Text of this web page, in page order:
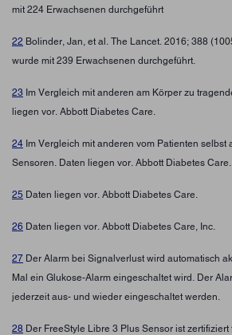
mit 224 Erwachsenen durchgeführt
22 Bolinder, Jan, et al. The Lancet. 2016; 388
wurde mit 239 Erwachsenen durchgeführt.
23 Im Vergleich mit anderen am Körper zu
liegen vor. Abbott Diabetes Care.
24 Im Vergleich mit anderen vom Patienten selbst
Sensoren. Daten liegen vor. Abbott Diabetes Care.
25 Daten liegen vor. Abbott Diabetes Care.
26 Daten liegen vor. Abbott Diabetes Care, Inc.
27 Der Alarm bei Signalverlust wird automatisch
Mal ein Glukose-Alarm eingeschaltet wird. Der
jederzeit aus- und wieder eingeschaltet werden.
28 Der FreeStyle Libre 3 Plus Sensor ist